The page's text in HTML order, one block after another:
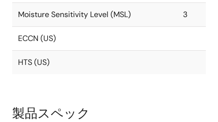
Moisture Sensitivity Level (MSL) 3
ECCN (US)
HTS (US)
製品スペック